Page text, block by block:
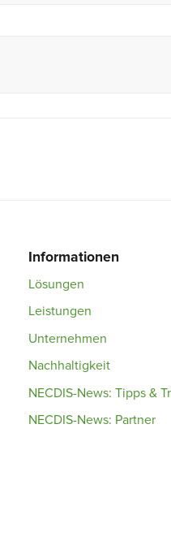
Informationen
Lösungen
Leistungen
Unternehmen
Nachhaltigkeit
NECDIS-News: Tipps &
NECDIS-News: Partner